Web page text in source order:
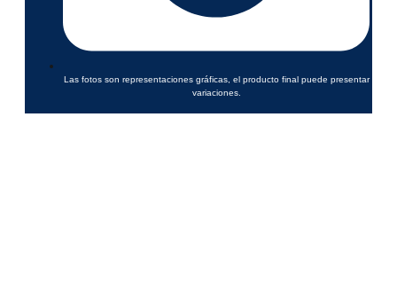
Las fotos son representaciones gráficas, el producto final puede presentar
variaciones.